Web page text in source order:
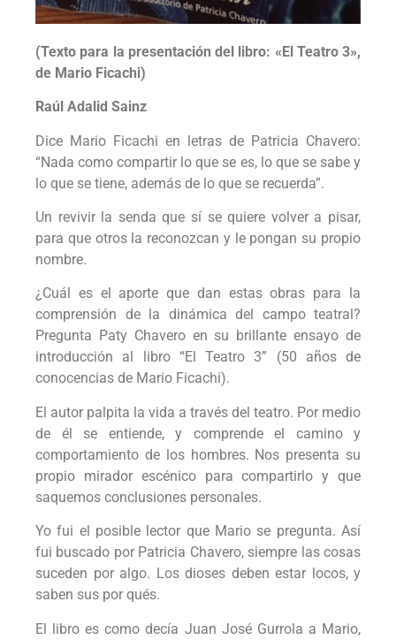
(Texto para la presentación del libro: «El Teatro 3»,
de Mario Ficachi)
Raúl Adalid Sainz
Dice Mario Ficachi en letras de Patricia Chavero:
“Nada como compartir lo que se es, lo que se sabe y
lo que se tiene, además de lo que se recuerda”.
Un revivir la senda que sí se quiere volver a pisar,
para que otros la reconozcan y le pongan su propio
nombre.
¿Cuál es el aporte que dan estas obras para la
comprensión de la dinámica del campo teatral?
Pregunta Paty Chavero en su brillante ensayo de
introducción al libro “El Teatro 3” (50 años de
conocencias de Mario Ficachi).
El autor palpita la vida a través del teatro. Por medio
de él se entiende, y comprende el camino y
comportamiento de los hombres. Nos presenta su
propio mirador escénico para compartirlo y que
saquemos conclusiones personales.
Yo fui el posible lector que Mario se pregunta. Así
fui buscado por Patricia Chavero, siempre las cosas
suceden por algo. Los dioses deben estar locos, y
saben sus por qués.
El libro es como decía Juan José Gurrola a Mario,